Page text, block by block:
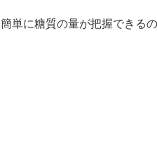
簡単に糖質の量が把握できる